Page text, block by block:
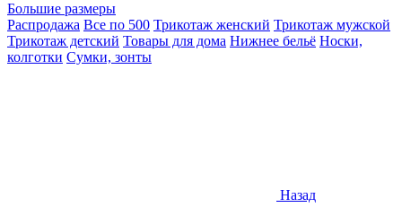
Большие размеры
Распродажа Все по 500 Трикотаж женский Трикотаж мужской
Трикотаж детский Товары для дома Нижнее бельё Носки,
колготки Сумки, зонты
Назад